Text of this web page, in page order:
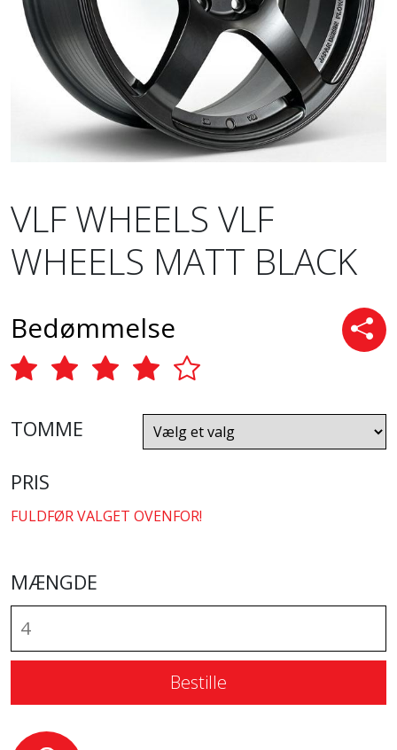
VLF WHEELS VLF
WHEELS MATT BLACK
Bedømmelse
TOMME
PRIS
FULDFØR VALGET OVENFOR!
MÆNGDE
Bestille